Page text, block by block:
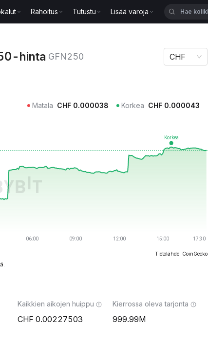
Rahoitus Tutustu Lisää varoja
hinta GFN250 CHF
Matala CHF 0.000038 Korkea CHF 0.000043
Tietolähde: CoinGecko
Kaikkien aikojen huippu
0.00227503
Kierrossa oleva tarjonta
999.99M